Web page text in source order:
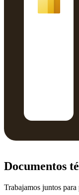
Documentos
Trabajamos juntos para